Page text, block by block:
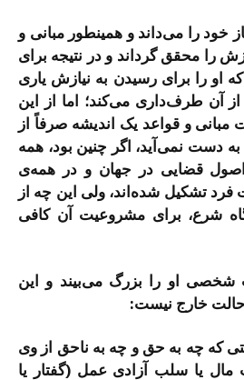
خود را می‌داند و همینطور مبانی و
را محقق گرداند و در نتیجه برای
او را برای رسیدن به نیازش یاری
آن طرف‌داری می‌کند؛ اما از این
و قواعد یک اندیشه صرفاً از
دست نمی‌آید، اگر چنین بود، همه
قضایی در جهان و در همه‌ی
تشکیل شده‌اند، ولی این چه از
شرع، برای مشروعیت آن کافی
او را بزرگ می‌بیند و این
خارج نیست:
که چه به حق و چه به ناحق از وی
یا سلب آزادی عمل (گفتار یا